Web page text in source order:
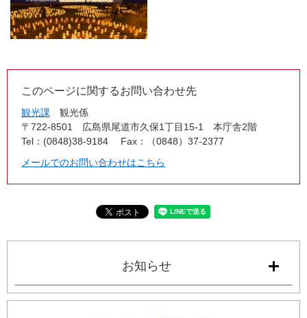
このページに関するお問い合わせ先
観光課
観光係
〒722-8501
広島県尾道市久保1丁目15-1 本庁舎2階
Tel：(0848)38-9184
Fax：（0848）37-2377
メールでのお問い合わせはこちら
お知らせ